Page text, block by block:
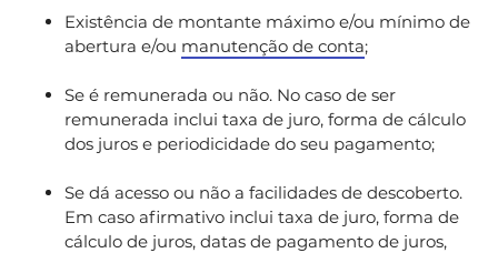
Existência de montante máximo e/ou mínimo de
abertura e/ou manutenção de conta;
Se é remunerada ou não. No caso de ser
remunerada inclui taxa de juro, forma de cálculo
dos juros e periodicidade do seu pagamento;
Se dá acesso ou não a facilidades de descoberto.
Em caso afirmativo inclui taxa de juro, forma de
cálculo de juros, datas de pagamento de juros,